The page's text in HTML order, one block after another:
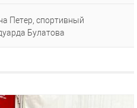
Петер, спортивный
Булатова